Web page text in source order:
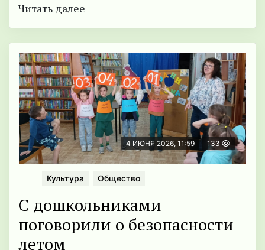
Читать далее
4 ИЮНЯ 2026, 11:59 133
Культура Общество
С дошкольниками
поговорили о безопасности
летом